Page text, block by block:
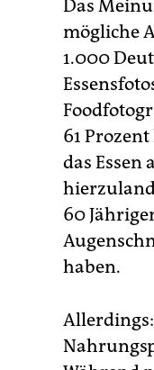
Das
mögliche
1.000
61
das
60
haben.
Allerdings: